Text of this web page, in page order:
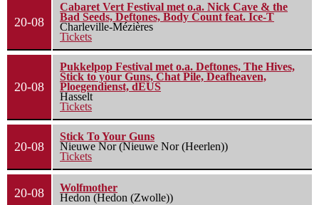
20-08
Cabaret Vert Festival met o.a. Nick Cave & the
Bad Seeds, Deftones, Body Count feat. Ice-T
Charleville-Mézières
Tickets
20-08
Pukkelpop Festival met o.a. Deftones, The Hives,
Stick to your Guns, Chat Pile, Deafheaven,
Ploegendienst, dEUS
Hasselt
Tickets
20-08
Stick To Your Guns
Nieuwe Nor (Nieuwe Nor (Heerlen))
Tickets
20-08
Wolfmother
Hedon (Hedon (Zwolle))